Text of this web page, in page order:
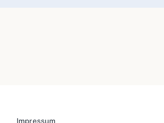
Impressum